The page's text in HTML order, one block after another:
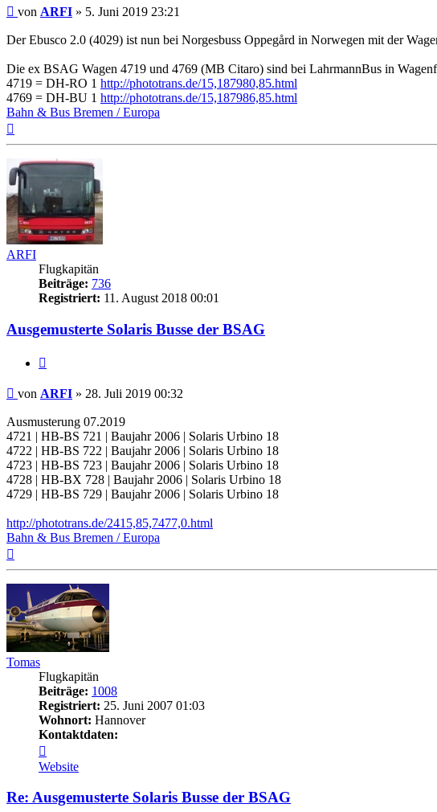
Ungelesener
von ARFI » 5. Juni 2019 23:21
Der Ebusco 2.0 (4029) ist nun bei Norgesbuss Oppegård in Norwegen mit der
Die ex BSAG Wagen 4719 und 4769 (MB Citaro) sind bei LahrmannBus in
4719 = DH-RO 1 http://phototrans.de/15,187980,85.html
4769 = DH-BU 1 http://phototrans.de/15,187986,85.html
Bahn & Bus Bremen / Europa
ARFI
Flugkapitän
Beiträge: 736
Registriert: 11. August 2018 00:01
Ausgemusterte Solaris Busse der BSAG
Ungelesener
von ARFI » 28. Juli 2019 00:32
Ausmusterung 07.2019
4721 | HB-BS 721 | Baujahr 2006 | Solaris Urbino 18
4722 | HB-BS 722 | Baujahr 2006 | Solaris Urbino 18
4723 | HB-BS 723 | Baujahr 2006 | Solaris Urbino 18
4728 | HB-BX 728 | Baujahr 2006 | Solaris Urbino 18
4729 | HB-BS 729 | Baujahr 2006 | Solaris Urbino 18
http://phototrans.de/2415,85,7477,0.html
Bahn & Bus Bremen / Europa
Tomas
Flugkapitän
Beiträge: 1008
Registriert: 25. Juni 2007 01:03
Wohnort: Hannover
Kontaktdaten:
von
Tomas
Website
Re: Ausgemusterte Solaris Busse der BSAG